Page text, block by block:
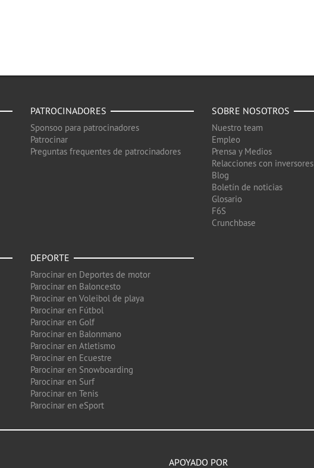
PATROCINADORES
Sponsoo para patrocinadores
Patrocinar
Preguntas frequentes de patrocinadores
SOBRE NOSOTROS
Nuestro team
Empleo
Prensa y Medios
Relacciones con inversores
Blog
Boletín de noticias
Glosario
F6S
Crunchbase
DEPORTE
Parocinar en Deportes de motor
Parocinar en Baloncesto
Parocinar en Voleibol de playa
Parocinar en Fútbol
Parocinar en Golf
Parocinar en Balonmano
Parocinar en Atletismo
Parocinar en Ecuestre
Parocinar en Snowboarding
Parocinar en Surf
Parocinar en Tenis
Parocinar en eSport
APOYADO POR